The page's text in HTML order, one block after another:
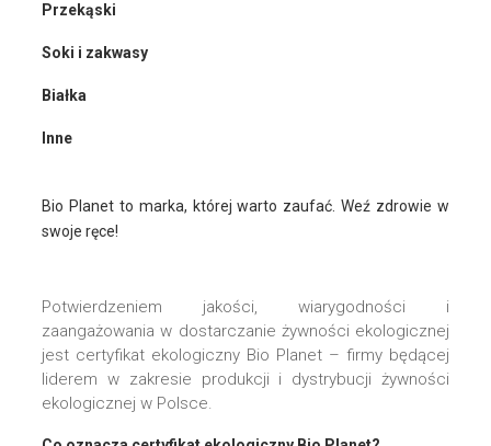
Przekąski
Soki i zakwasy
Białka
Inne
Bio Planet to marka, której warto zaufać. Weź zdrowie w
swoje ręce!
Potwierdzeniem jakości, wiarygodności i
zaangażowania w dostarczanie żywności ekologicznej
jest certyfikat ekologiczny Bio Planet – firmy będącej
liderem w zakresie produkcji i dystrybucji żywności
ekologicznej w Polsce.